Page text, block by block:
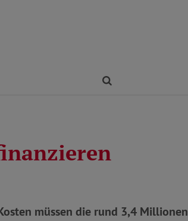
müssen die rund 3,4 Millionen